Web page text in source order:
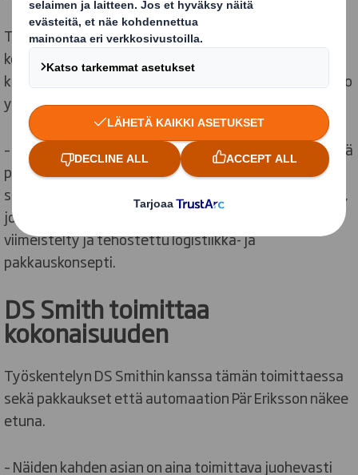
Tästä juontaa myös juurensa yrityksen haluun saada
koneita käyttöönsä. Pär Eriksson sanoo, että he ovat
käsitelleet tuotteita ja pakkauksia automatisoidusti jo
yli kymmenen vuoden ajan.
– Kun kasvoimme ulos Kungsbackan tiloistamme, missä
pääkonttorimme sijaitsee, etsimme strategista
sijaintia Jönköpingin lähistöltä. Päädyimme Nässjöhön,
johon olemme hyvin tyytyväisiä. Täällä meillä on
viimeistelty ja tehostettu logistiikka- ja
pakkauskonsepti.
DS Smith toimittaa
kokonaisuuden
Työskentelyn DS Smithin kanssa tämän toimittaessa
sekä pakkaukset että automaation Pär Eriksson näkee
etuna.
– Näiden kahden asian on aina toimittava juohevasti